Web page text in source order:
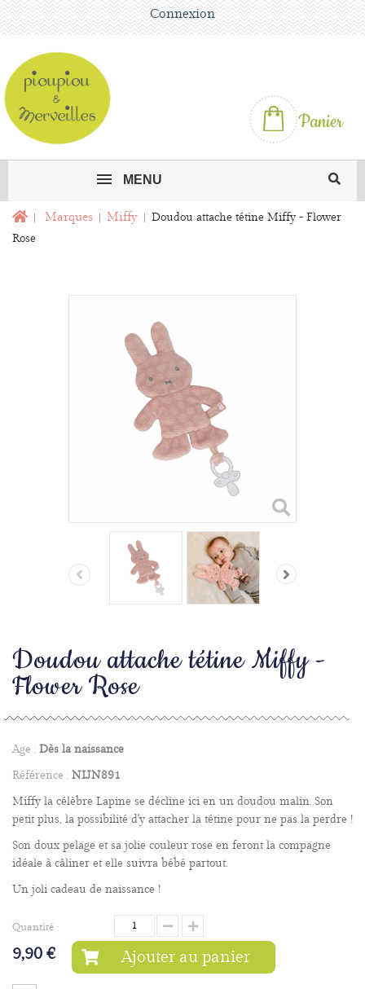
Connexion
Panier
MENU
Marques Miffy
Doudou attache tétine Miffy - Flower
Rose
Doudou attache tétine Miffy -
Flower Rose
Age : Dès la naissance
Référence : NIJN891
Miffy la célèbre Lapine se décline ici en un doudou malin. Son
petit plus, la possibilité d'y attacher la tétine pour ne pas la perdre !
Son doux pelage et sa jolie couleur rose en feront la compagne
idéale à câliner et elle suivra bébé partout.
Un joli cadeau de naissance !
Quantité
9,90 € Ajouter au panier